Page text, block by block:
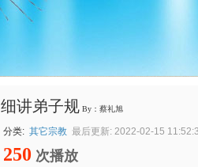
细讲弟子规 By：蔡礼旭
分类: 其它宗教 最后更新: 2022-02-15
250 次播放